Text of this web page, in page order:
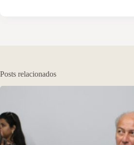
Posts relacionados